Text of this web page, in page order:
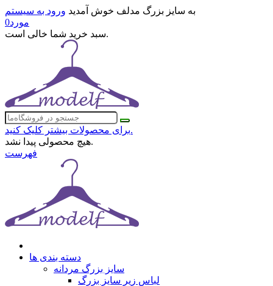
به سایز بزرگ مدلف خوش آمدید ورود به سیستم
0مورد
سبد خرید شما خالی است.
برای محصولات بیشتر کلیک کنید.
هیچ محصولی پیدا نشد.
فهرست
دسته بندی ها
سایز بزرگ مردانه
لباس زیر سایز بزرگ